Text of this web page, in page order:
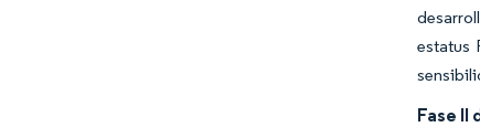
estatus
Fase II